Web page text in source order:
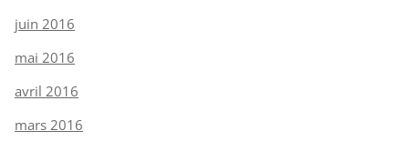
juin 2016
mai 2016
avril 2016
mars 2016